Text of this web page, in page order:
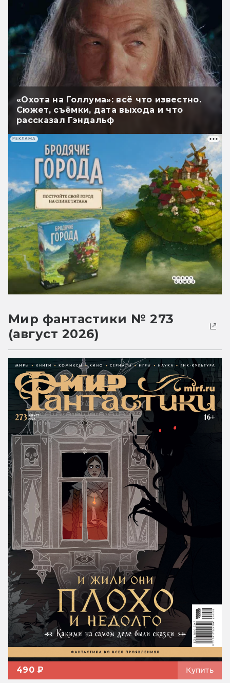
«Охота на Голлума»: всё что известно.
Сюжет, съёмки, дата выхода и что
рассказал Гэндальф
РЕКЛАМА
Мир фантастики № 273
(август 2026)
490 ₽ Купить